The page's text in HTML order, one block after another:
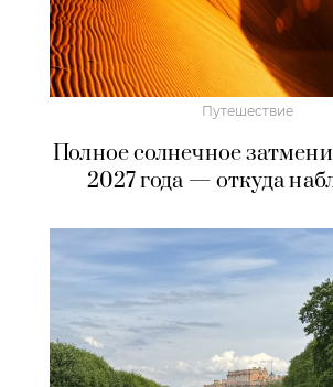
Путешествие
Полное солнечное
2027 года — откуда